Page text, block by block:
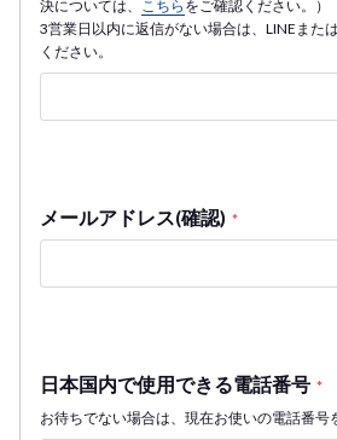
決については、
こちら をご確認ください。）
3営業日以内に返信がない場合は、LINEまた
ください。
メールアドレス(確認) *
日本国内で使用できる電話番号 *
お待ちでない場合は、現在お使いの電話番号